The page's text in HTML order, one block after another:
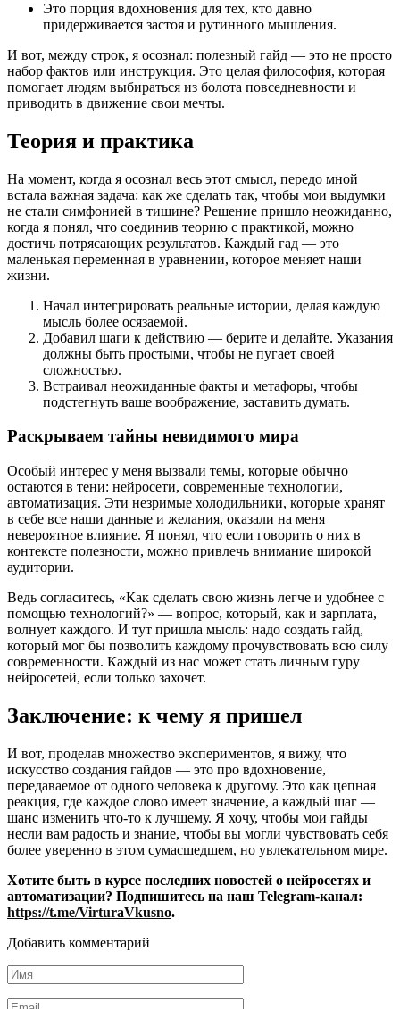
Это порция вдохновения для тех, кто давно
придерживается застоя и рутинного мышления.
И вот, между строк, я осознал: полезный гайд — это не просто
набор фактов или инструкция. Это целая философия, которая
помогает людям выбираться из болота повседневности и
приводить в движение свои мечты.
Теория и практика
На момент, когда я осознал весь этот смысл, передо мной
встала важная задача: как же сделать так, чтобы мои выдумки
не стали симфонией в тишине? Решение пришло неожиданно,
когда я понял, что соединив теорию с практикой, можно
достичь потрясающих результатов. Каждый гад — это
маленькая переменная в уравнении, которое меняет наши
жизни.
Начал интегрировать реальные истории, делая каждую
мысль более осязаемой.
Добавил шаги к действию — берите и делайте. Указания
должны быть простыми, чтобы не пугает своей
сложностью.
Встраивал неожиданные факты и метафоры, чтобы
подстегнуть ваше воображение, заставить думать.
Раскрываем тайны невидимого мира
Особый интерес у меня вызвали темы, которые обычно
остаются в тени: нейросети, современные технологии,
автоматизация. Эти незримые холодильники, которые хранят
в себе все наши данные и желания, оказали на меня
невероятное влияние. Я понял, что если говорить о них в
контексте полезности, можно привлечь внимание широкой
аудитории.
Ведь согласитесь, «Как сделать свою жизнь легче и удобнее с
помощью технологий?» — вопрос, который, как и зарплата,
волнует каждого. И тут пришла мысль: надо создать гайд,
который мог бы позволить каждому прочувствовать всю силу
современности. Каждый из нас может стать личным гуру
нейросетей, если только захочет.
Заключение: к чему я пришел
И вот, проделав множество экспериментов, я вижу, что
искусство создания гайдов — это про вдохновение,
передаваемое от одного человека к другому. Это как цепная
реакция, где каждое слово имеет значение, а каждый шаг —
шанс изменить что-то к лучшему. Я хочу, чтобы мои гайды
несли вам радость и знание, чтобы вы могли чувствовать себя
более уверенно в этом сумасшедшем, но увлекательном мире.
Хотите быть в курсе последних новостей о нейросетях и
автоматизации? Подпишитесь на наш Telegram-канал:
https://t.me/VirturaVkusno.
Добавить комментарий
Имя
*
Email